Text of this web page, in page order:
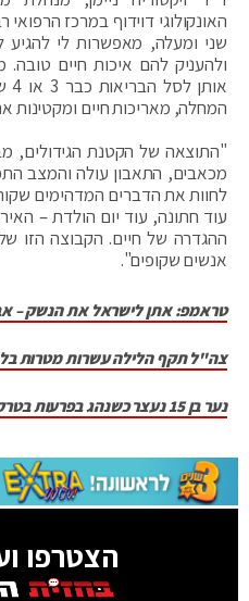
האונקולוגי דוידוף במרכז
שני ומעלה, מאפשרות לי להגיע
ולהעניק להם איכות חיים
המחלה, מאריכות חיים ומקטינות
"התוצאה של הקטנת הגידולים,
מכאבים, התאבון עולה והמצב
לחוות את הדברים המדהימים
עוד חתונה, עוד יום הולדת –
ההגדרה של חיים. הקבוצה הזו
אנשים שקופים".
טראמפ: אתן לישראל את הנשק –
צה"ל תקף הלילה עשרות מטרות
נער בן 15 נעצר כשנהג בפרעות בטרקטורון
הצטרפו